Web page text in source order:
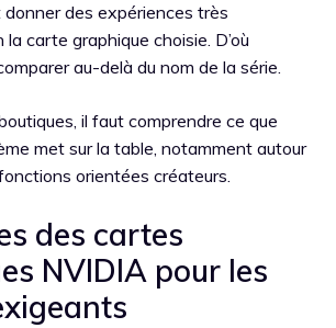
des expériences très
carte graphique choisie. D’où
au-delà du nom de la série.
il faut comprendre ce que
met sur la table, notamment autour
orientées créateurs.
des cartes
NVIDIA pour les